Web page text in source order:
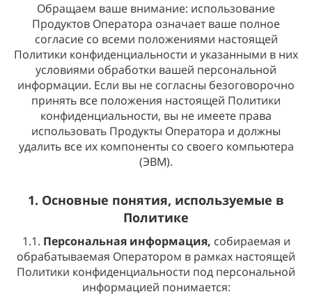
Обращаем ваше внимание: использование
Продуктов Оператора означает ваше полное
согласие со всеми положениями настоящей
Политики конфиденциальности и указанными в них
условиями обработки вашей персональной
информации. Если вы не согласны безоговорочно
принять все положения настоящей Политики
конфиденциальности, вы не имеете права
использовать Продукты Оператора и должны
удалить все их компоненты со своего компьютера
(ЭВМ).
1. Основные понятия, используемые в
Политике
1.1. Персональная информация, собираемая и
обрабатываемая Оператором в рамках настоящей
Политики конфиденциальности под персональной
информацией понимается: